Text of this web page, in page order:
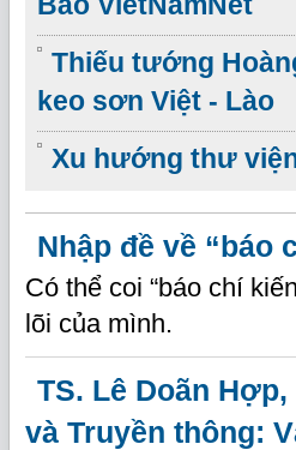
Thiếu tướng
keo sơn Việt - Lào
Xu hướng thư
Nhập đề về “báo
Có thể coi “báo chí
lõi của mình.
TS. Lê Doãn
và Truyền thông: